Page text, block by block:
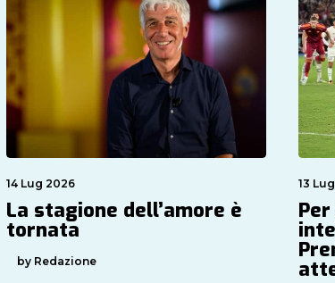
14 Lug 2026
La stagione dell’amore è
tornata
by Redazione
13